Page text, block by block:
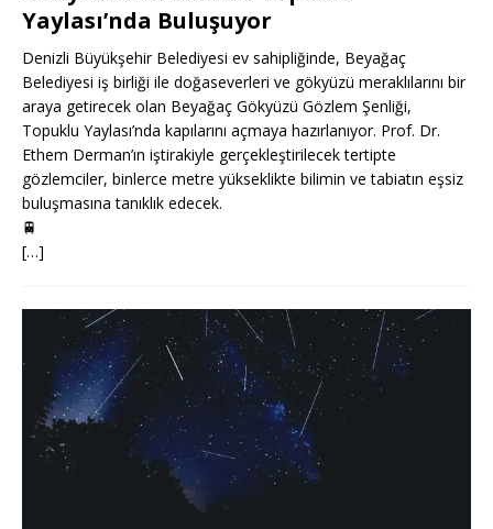
Yaylası’nda Buluşuyor
Denizli Büyükşehir Belediyesi ev sahipliğinde, Beyağaç
Belediyesi iş birliği ile doğaseverleri ve gökyüzü meraklılarını bir
araya getirecek olan Beyağaç Gökyüzü Gözlem Şenliği,
Topuklu Yaylası’nda kapılarını açmaya hazırlanıyor. Prof. Dr.
Ethem Derman’ın iştirakiyle gerçekleştirilecek tertipte
gözlemciler, binlerce metre yükseklikte bilimin ve tabiatın eşsiz
buluşmasına tanıklık edecek.
🚆
[…]